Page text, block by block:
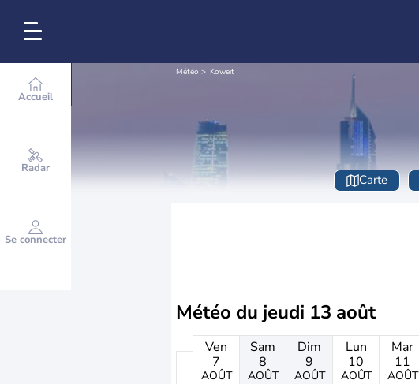
Accueil
Radar
Se connecter
Météo Koweit
Carte
Météo du jeudi 13 août
Ven
7
AOÛT
Sam
8
AOÛT
Dim
9
AOÛT
Lun
10
AOÛT
Mar
11
AOÛT